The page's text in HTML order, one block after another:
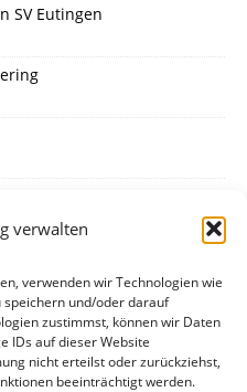
verwalten
verwenden wir Technologien wie
und/oder darauf
zustimmst, können wir Daten
IDs auf dieser Website
nicht erteilst oder zurückziehst,
beeinträchtigt werden.
SV Eutingen